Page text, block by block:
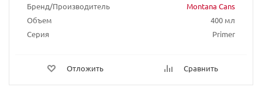
Бренд/Производитель
Montana Cans
Объем
400 мл
Серия
Primer
Отложить Сравнить